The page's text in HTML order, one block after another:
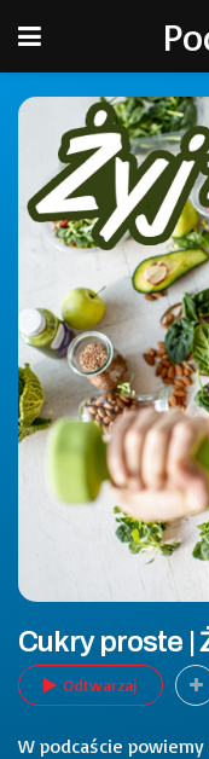
Cukry proste |
Odtwarzaj
W podcaście